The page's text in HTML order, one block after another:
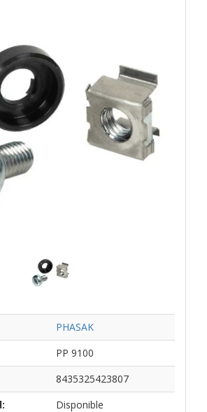
PHASAK
PP 9100
8435325423807
Disponible